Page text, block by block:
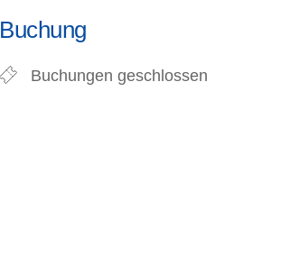
Buchung
Buchungen geschlossen